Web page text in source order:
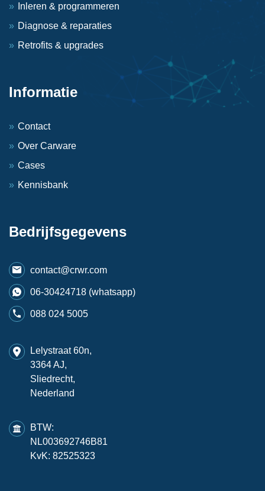
Inleren & programmeren
Diagnose & reparaties
Retrofits & upgrades
Informatie
Contact
Over Carware
Cases
Kennisbank
Bedrijfsgegevens
contact@crwr.com
06-30424718 (whatsapp)
088 024 5005
Lelystraat 60n,
3364 AJ,
Sliedrecht,
Nederland
BTW:
NL003692746B81
KvK: 82525323